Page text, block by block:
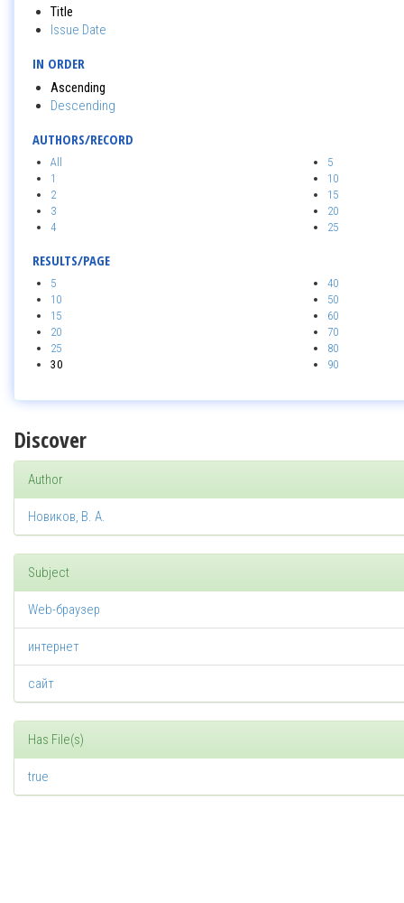
Title
Issue Date
IN ORDER
Ascending
Descending
AUTHORS/RECORD
All
1
2
3
4
5
10
15
20
25
RESULTS/PAGE
5
10
15
20
25
30
40
50
60
70
80
90
Discover
Author
Новиков, В. А.
Subject
Web-браузер
интернет
сайт
Has File(s)
true